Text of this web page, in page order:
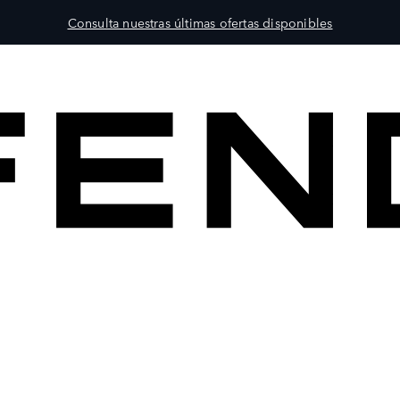
Consulta nuestras últimas ofertas disponibles